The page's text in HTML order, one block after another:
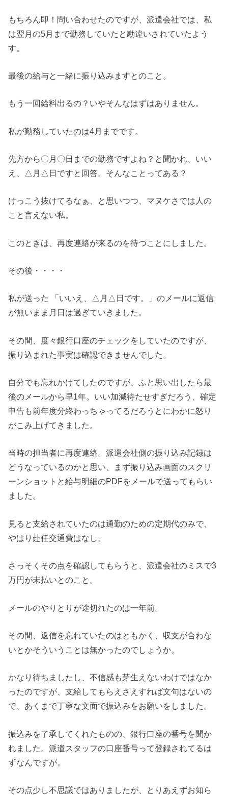
もちろん即！問い合わせたのですが、派遣会社では、私
は翌月の5月まで勤務していたと勘違いされていたよう
す。
最後の給与と一緒に振り込みますとのこと。
もう一回給料出るの？いやそんなはずはありません。
私が勤務していたのは4月までです。
先方から〇月〇日までの勤務ですよね？と聞かれ、いい
え、△月△日ですと回答。そんなことってある？
けっこう抜けてるなぁ、と思いつつ、マヌケさでは人の
こと言えない私。
このときは、再度連絡が来るのを待つことにしました。
その後・・・・
私が送った 「いいえ、△月△日です。」のメールに返信
が無いまま月日は過ぎていきました。
その間、度々銀行口座のチェックをしていたのですが、
振り込まれた事実は確認できませんでした。
自分でも忘れかけてしたのですが、ふと思い出したら最
後のメールから早1年。いい加減待たせすぎだろう、確定
申告も前年度分終わっちゃってるだろうとにわかに怒り
がこみ上げてきました。
当時の担当者に再度連絡。派遣会社側の振り込み記録は
どうなっているのかと思い、まず振り込み画面のスクリ
ーンショットと給与明細のPDFをメールで送ってもらい
ました。
見ると支給されていたのは通勤のための定期代のみで、
やはり赴任交通費はなし。
さっそくその点を確認してもらうと、派遣会社のミスで3
万円が未払いとのこと。
メールのやりとりが途切れたのは一年前。
その間、返信を忘れていたのはともかく、収支が合わな
いとかそういうことは無かったのでしょうか。
かなり待ちましたし、不信感も芽生えないわけではなか
ったのですが、支給してもらえさえすれば文句はないの
で、あくまで丁寧な文面で振込みをお願いをしました。
振込みを了承してくれたものの、銀行口座の番号を聞か
れました。派遣スタッフの口座番号って登録されてるは
ずなんですが。
その点少し不思議ではありましたが、とりあえずお知ら